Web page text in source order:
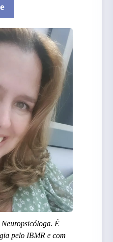
É
pelo IBMR e com